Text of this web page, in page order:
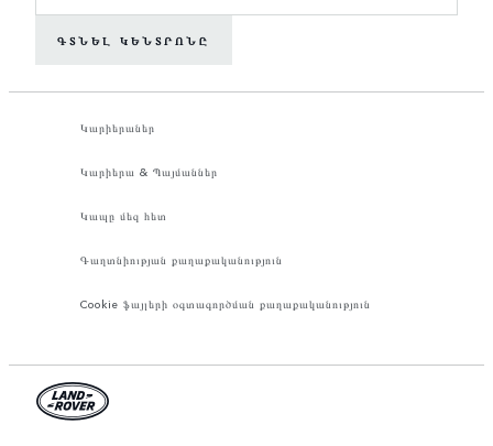
ԳՏՆԵԼ ԿԵՆՏՐՈՆԸ
Կարիերաներ
Կարիերա & Պայմաններ
Կապը մեզ հետ
Գաղտնիության քաղաքականություն
Cookie ֆայլերի օգտագործման քաղաքականություն